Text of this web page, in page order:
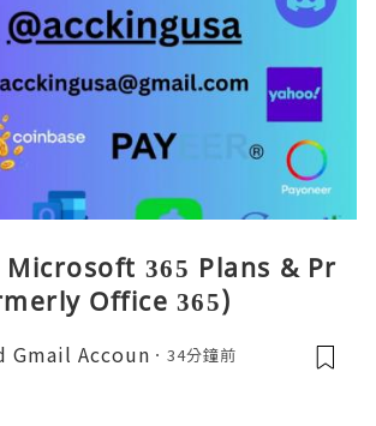
365 Plans & Pr
Office 365)
Gmail Accoun 34分鐘前